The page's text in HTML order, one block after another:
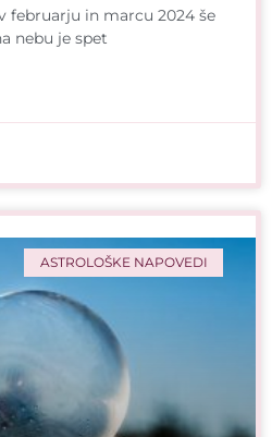
februarju in marcu 2024 še
nebu je spet
ASTROLOŠKE NAPOVEDI